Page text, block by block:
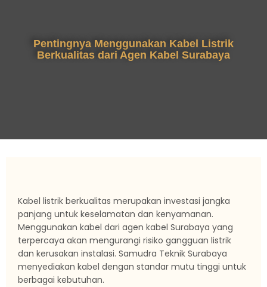
Pentingnya Menggunakan Kabel Listrik
Berkualitas dari Agen Kabel Surabaya
Kabel listrik berkualitas merupakan investasi jangka
panjang untuk keselamatan dan kenyamanan.
Menggunakan kabel dari agen kabel Surabaya yang
terpercaya akan mengurangi risiko gangguan listrik
dan kerusakan instalasi. Samudra Teknik Surabaya
menyediakan kabel dengan standar mutu tinggi untuk
berbagai kebutuhan.